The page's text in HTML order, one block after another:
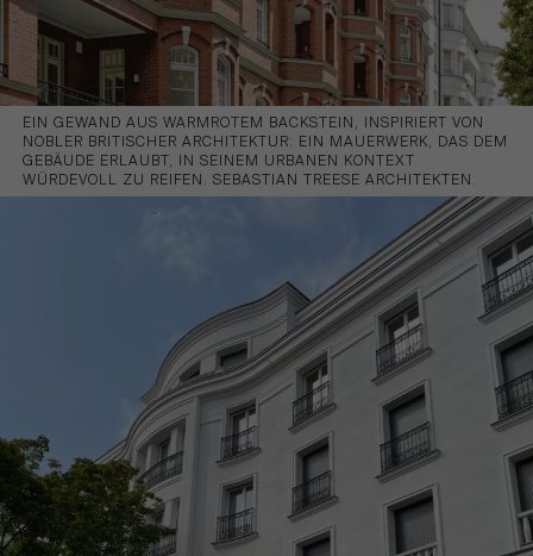
EIN GEWAND AUS WARMROTEM BACKSTEIN, INSPIRIERT VON
NOBLER BRITISCHER ARCHITEKTUR: EIN MAUERWERK, DAS DEM
GEBÄUDE ERLAUBT, IN SEINEM URBANEN KONTEXT
WÜRDEVOLL ZU REIFEN. SEBASTIAN TREESE ARCHITEKTEN.